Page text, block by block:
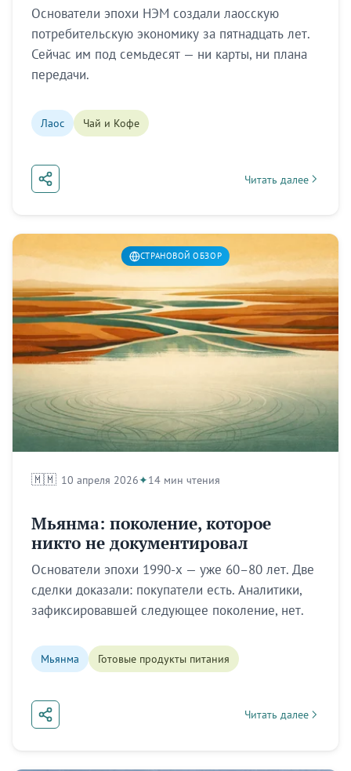
Основатели эпохи НЭМ создали лаосскую
потребительскую экономику за пятнадцать лет.
Сейчас им под семьдесят — ни карты, ни плана
передачи.
Лаос Чай и Кофе
Читать далее
about Лаос: то, за
СТРАНОВОЙ ОБЗОР
🇲🇲 10 апреля 2026 14 мин чтения
Мьянма: поколение, которое
никто не документировал
Основатели эпохи 1990-х — уже 60–80 лет. Две
сделки доказали: покупатели есть. Аналитики,
зафиксировавшей следующее поколение, нет.
Мьянма Готовые продукты питания
Читать далее
about Мьянма: